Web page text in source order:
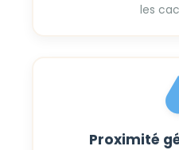
les
Proximité